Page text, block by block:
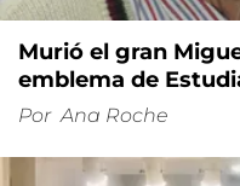
Murió el gran
emblema de
Por Ana Roche